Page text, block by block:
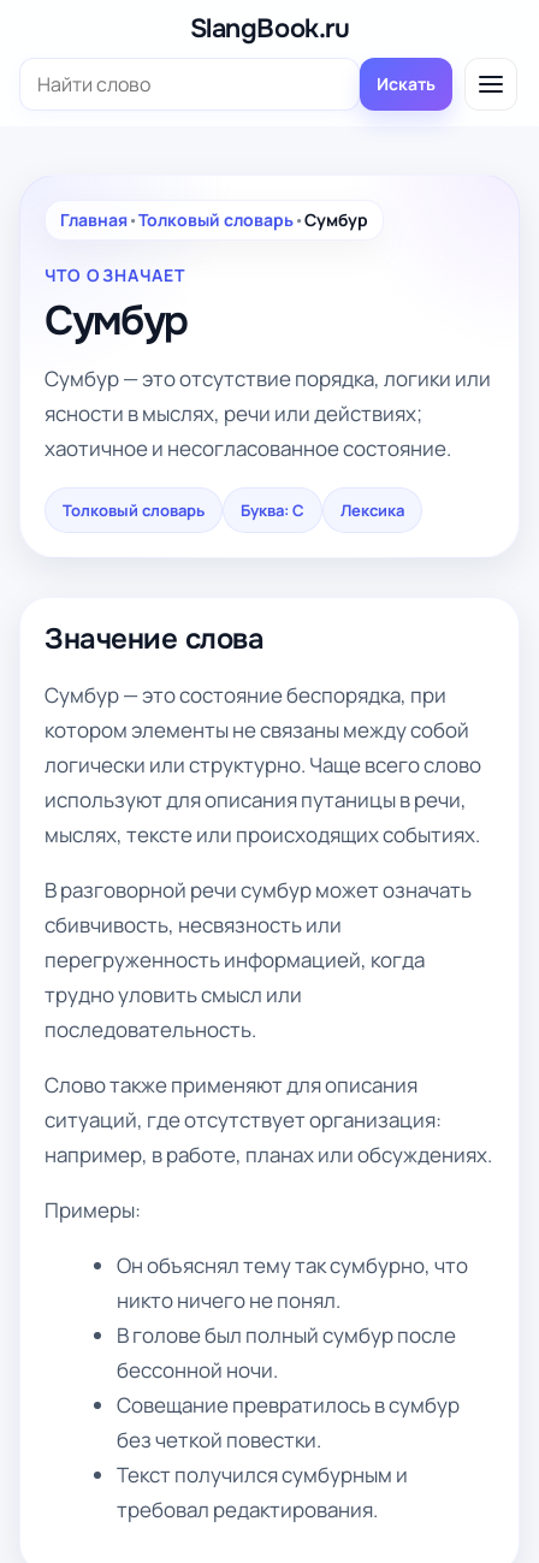
содержимому
SlangBook.ru
Поиск: Искать
Главная•Толковый словарь•Сумбур
ЧТО ОЗНАЧАЕТ
Сумбур
Сумбур — это отсутствие порядка, логики или
ясности в мыслях, речи или действиях;
хаотичное и несогласованное состояние.
Толковый словарь Буква: С Лексика
Значение слова
Сумбур — это состояние беспорядка, при
котором элементы не связаны между собой
логически или структурно. Чаще всего слово
используют для описания путаницы в речи,
мыслях, тексте или происходящих событиях.
В разговорной речи сумбур может означать
сбивчивость, несвязность или
перегруженность информацией, когда
трудно уловить смысл или
последовательность.
Слово также применяют для описания
ситуаций, где отсутствует организация:
например, в работе, планах или обсуждениях.
Примеры:
Он объяснял тему так сумбурно, что
никто ничего не понял.
В голове был полный сумбур после
бессонной ночи.
Совещание превратилось в сумбур
без четкой повестки.
Текст получился сумбурным и
требовал редактирования.